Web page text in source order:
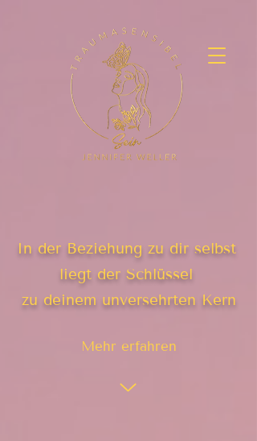
In der Beziehung zu dir selbst
liegt der Schlüssel
zu deinem unversehrten Kern
Mehr erfahren